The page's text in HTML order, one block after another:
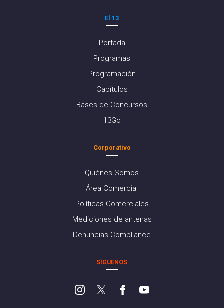
El 13
Portada
Programas
Programación
Capítulos
Bases de Concursos
13Go
Corporativo
Quiénes Somos
Área Comercial
Políticas Comerciales
Mediciones de antenas
Denuncias Compliance
SÍGUENOS